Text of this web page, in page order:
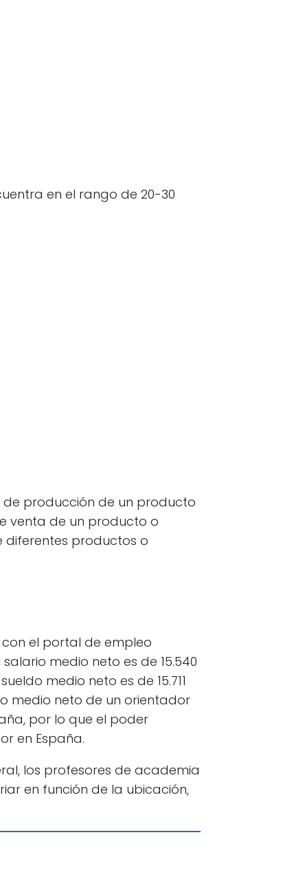
en el rango de 20-30
de producción de un producto
venta de un producto o
diferentes productos o
el portal de empleo
medio neto es de 15.540
medio neto es de 15.711
medio neto de un orientador
por lo que el poder
en España.
los profesores de academia
en función de la ubicación,